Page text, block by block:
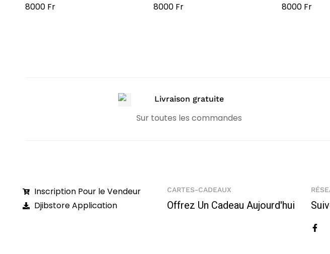
8000 Fr 8000 Fr 8000 Fr
Livraison gratuite
Sur toutes les commandes
Inscription Pour le Vendeur
Djibstore Application
CARTES-CADEAUX
Offrez Un Cadeau Aujourd'hui